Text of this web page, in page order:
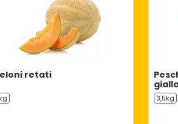
retati
3,5kg